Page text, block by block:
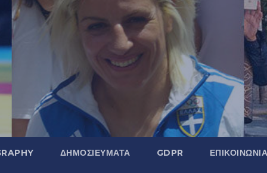
ΔΗΜΟΣΙΕΎΜΑΤΑ GDPR ΕΠΙΚΟΙΝΩΝΊΑ